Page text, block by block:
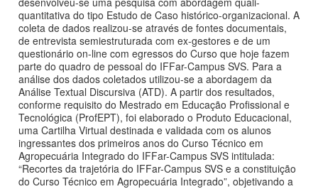
quantitativa do tipo Estudo de Caso histórico-organizacional. A
coleta de dados realizou-se através de fontes documentais,
de entrevista semiestruturada com ex-gestores e de um
questionário on-line com egressos do Curso que hoje fazem
parte do quadro de pessoal do IFFar-Campus SVS. Para a
análise dos dados coletados utilizou-se a abordagem da
Análise Textual Discursiva (ATD). A partir dos resultados,
conforme requisito do Mestrado em Educação Profissional e
Tecnológica (ProfEPT), foi elaborado o Produto Educacional,
uma Cartilha Virtual destinada e validada com os alunos
ingressantes dos primeiros anos do Curso Técnico em
Agropecuária Integrado do IFFar-Campus SVS intitulada:
“Recortes da trajetória do IFFar-Campus SVS e a constituição
do Curso Técnico em Agropecuária Integrado”, objetivando a